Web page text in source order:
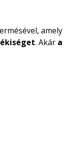
amely
. Akár a